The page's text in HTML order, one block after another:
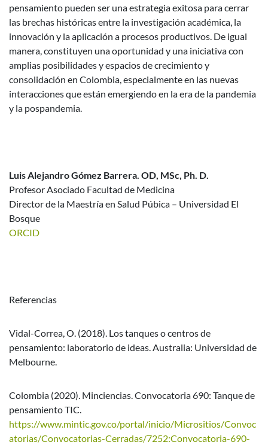
pensamiento pueden ser una estrategia exitosa para cerrar
las brechas históricas entre la investigación académica, la
innovación y la aplicación a procesos productivos. De igual
manera, constituyen una oportunidad y una iniciativa con
amplias posibilidades y espacios de crecimiento y
consolidación en Colombia, especialmente en las nuevas
interacciones que están emergiendo en la era de la pandemia
y la pospandemia.
Luis Alejandro Gómez Barrera. OD, MSc, Ph. D.
Profesor Asociado Facultad de Medicina
Director de la Maestría en Salud Púbica – Universidad El
Bosque
ORCID
Referencias
Vidal-Correa, O. (2018). Los tanques o centros de
pensamiento: laboratorio de ideas. Australia: Universidad de
Melbourne.
Colombia (2020). Minciencias. Convocatoria 690: Tanque de
pensamiento TIC.
https://www.mintic.gov.co/portal/inicio/Micrositios/Convoc
atorias/Convocatorias-Cerradas/7252:Convocatoria-690-